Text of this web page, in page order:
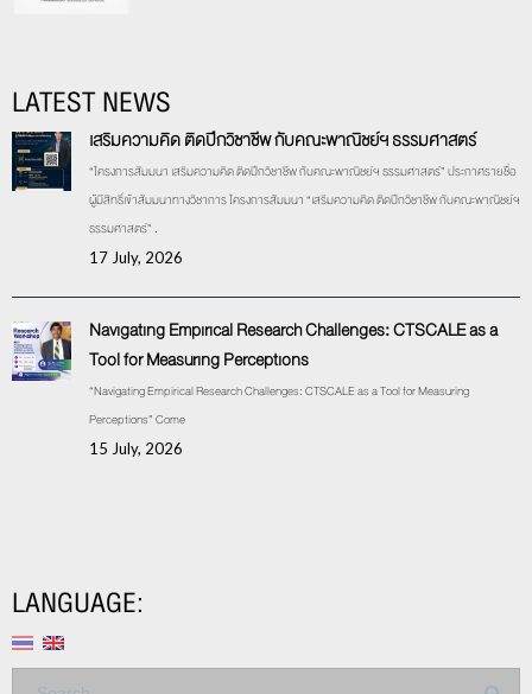
LATEST NEWS
เสริมความคิด ติดปีกวิชาชีพ กับคณะพาณิชย์ฯ ธรรมศาสตร์
“โครงการสัมมนา เสริมความคิด ติดปีกวิชาชีพ กับคณะพาณิชย์ฯ ธรรมศาสตร์” ประกาศรายชื่อ
ผู้มีสิทธิ์เข้าสัมมนาทางวิชาการ โครงการสัมมนา “เสริมความคิด ติดปีกวิชาชีพ กับคณะพาณิชย์ฯ
ธรรมศาสตร์” .
17 July, 2026
Navigating Empirical Research Challenges: CTSCALE as a
Tool for Measuring Perceptions
“Navigating Empirical Research Challenges: CTSCALE as a Tool for Measuring
Perceptions” Come
15 July, 2026
LANGUAGE: